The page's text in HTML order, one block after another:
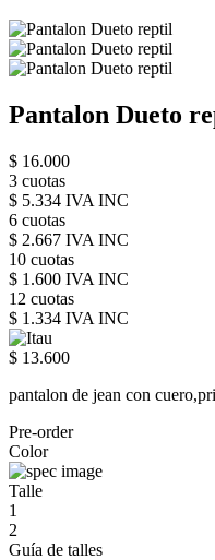
Pantalon Dueto
$ 16.000
3 cuotas
$ 5.334 IVA INC
6 cuotas
$ 2.667 IVA INC
10 cuotas
$ 1.600 IVA INC
12 cuotas
$ 1.334 IVA INC
$ 13.600
pantalon de jean con
Pre-order
Color
Talle
1
2
Guía de talles